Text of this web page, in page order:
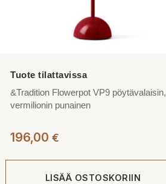
&Tradition Flowerpot VP9 pöytävalaisin,
vermilionin punainen
196,00 €
LISÄÄ OSTOSKORIIN